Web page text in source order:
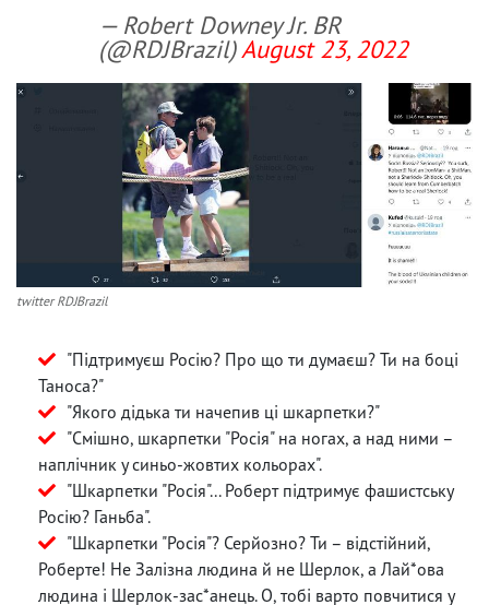
— Robert Downey Jr. BR
(@RDJBrazil)August 23, 2022
twitter RDJBrazil
"Підтримуєш Росію? Про що ти думаєш? Ти на боці
Таноса?"
"Якого дідька ти начепив ці шкарпетки?"
"Смішно, шкарпетки "Росія" на ногах, а над ними –
наплічник у синьо-жовтих кольорах".
"Шкарпетки "Росія"... Роберт підтримує фашистську
Росію? Ганьба".
"Шкарпетки "Росія"? Серйозно? Ти – відстійний,
Роберте! Не Залізна людина й не Шерлок, а Лай*ова
людина і Шерлок-зас*анець. О, тобі варто повчитися у